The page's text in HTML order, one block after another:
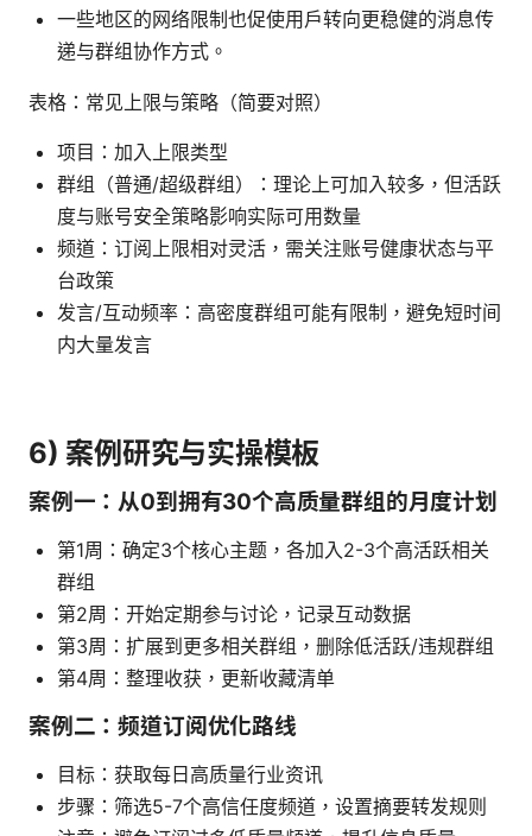
一些地区的网络限制也促使用户转向更稳健的消息传
递与群组协作方式。
表格：常见上限与策略（简要对照）
项目：加入上限类型
群组（普通/超级群组）：理论上可加入较多，但活跃
度与账号安全策略影响实际可用数量
频道：订阅上限相对灵活，需关注账号健康状态与平
台政策
发言/互动频率：高密度群组可能有限制，避免短时间
内大量发言
6) 案例研究与实操模板
案例一：从0到拥有30个高质量群组的月度计划
第1周：确定3个核心主题，各加入2-3个高活跃相关
群组
第2周：开始定期参与讨论，记录互动数据
第3周：扩展到更多相关群组，删除低活跃/违规群组
第4周：整理收获，更新收藏清单
案例二：频道订阅优化路线
目标：获取每日高质量行业资讯
步骤：筛选5-7个高信任度频道，设置摘要转发规则